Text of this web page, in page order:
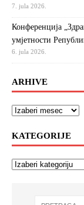
7. jula 2026.
Конференција
умјетности
6. jula 2026.
ARHIVE
KATEGORIJE